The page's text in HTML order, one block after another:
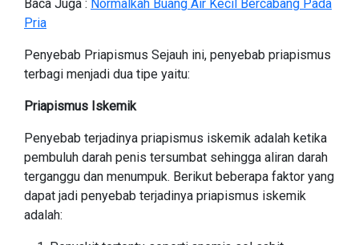
Baca Juga : Normalkah Buang Air Kecil Bercabang Pada
Pria
Penyebab Priapismus Sejauh ini, penyebab priapismus
terbagi menjadi dua tipe yaitu:
Priapismus Iskemik
Penyebab terjadinya priapismus iskemik adalah ketika
pembuluh darah penis tersumbat sehingga aliran darah
terganggu dan menumpuk. Berikut beberapa faktor yang
dapat jadi penyebab terjadinya priapismus iskemik
adalah: